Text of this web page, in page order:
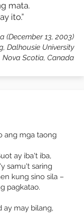
mata.
ito.”
(December 13, 2003)
Dalhousie University
Nova Scotia, Canada
ang mga taong
ay iba't iba,
samu't saring
kung sino sila –
pagkatao.
ay may bilang,